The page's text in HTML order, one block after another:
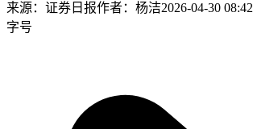
来源：证券日报作者：杨洁2026-04-30 08:42
字号